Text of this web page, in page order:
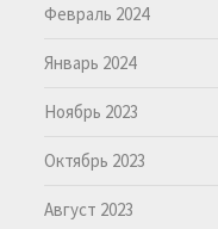
Февраль 2024
Январь 2024
Ноябрь 2023
Октябрь 2023
Август 2023